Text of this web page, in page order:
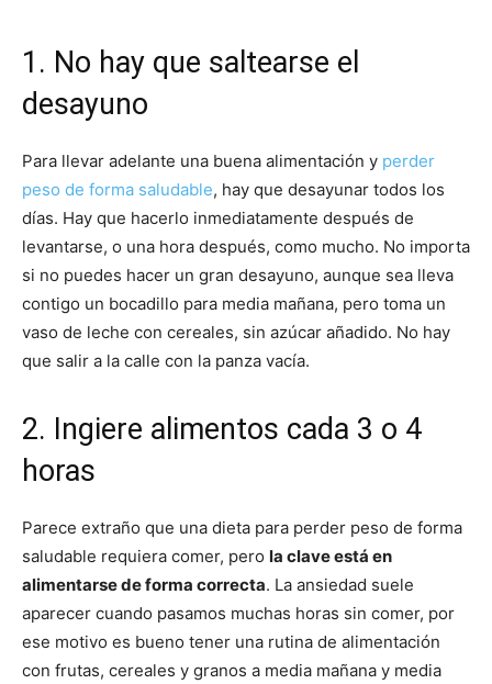
1. No hay que saltearse el
desayuno
Para llevar adelante una buena alimentación y perder
peso de forma saludable, hay que desayunar todos los
días. Hay que hacerlo inmediatamente después de
levantarse, o una hora después, como mucho. No importa
si no puedes hacer un gran desayuno, aunque sea lleva
contigo un bocadillo para media mañana, pero toma un
vaso de leche con cereales, sin azúcar añadido. No hay
que salir a la calle con la panza vacía.
2. Ingiere alimentos cada 3 o 4
horas
Parece extraño que una dieta para perder peso de forma
saludable requiera comer, pero la clave está en
alimentarse de forma correcta. La ansiedad suele
aparecer cuando pasamos muchas horas sin comer, por
ese motivo es bueno tener una rutina de alimentación
con frutas, cereales y granos a media mañana y media